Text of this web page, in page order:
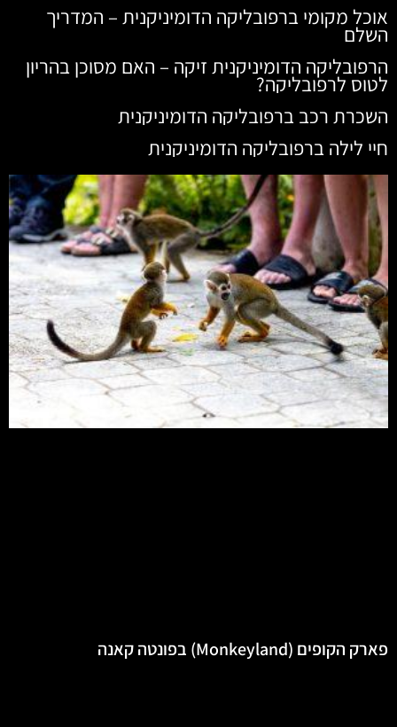
אוכל מקומי ברפובליקה הדומיניקנית – המדריך
השלם
הרפובליקה הדומיניקנית זיקה – האם מסוכן בהריון
לטוס לרפובליקה?
השכרת רכב ברפובליקה הדומיניקנית
חיי לילה ברפובליקה הדומיניקנית
פארק הקופים (Monkeyland) בפונטה קאנה